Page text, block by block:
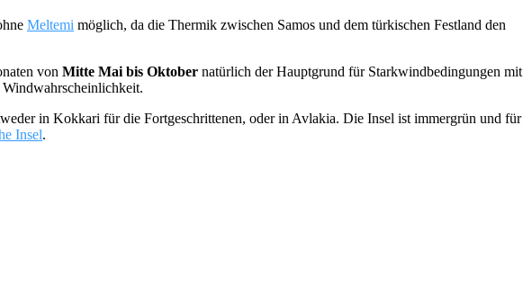
Meltemi möglich, da die Thermik zwischen Samos und dem türkischen Festland den
von Mitte Mai bis Oktober natürlich der Hauptgrund für Starkwindbedingungen mit
in Kokkari für die Fortgeschrittenen, oder in Avlakia. Die Insel ist immergrün und für
Insel.